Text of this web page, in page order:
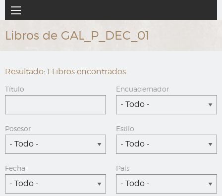
al
contenido
principal
Navegación
principal
Libros de GAL_P_DEC_01
Resultado: 1 Libros encontrados.
Título Encuadernador
- Todo -
Posesor
- Todo -
Estilo
- Todo -
Fecha
- Todo -
País
- Todo -